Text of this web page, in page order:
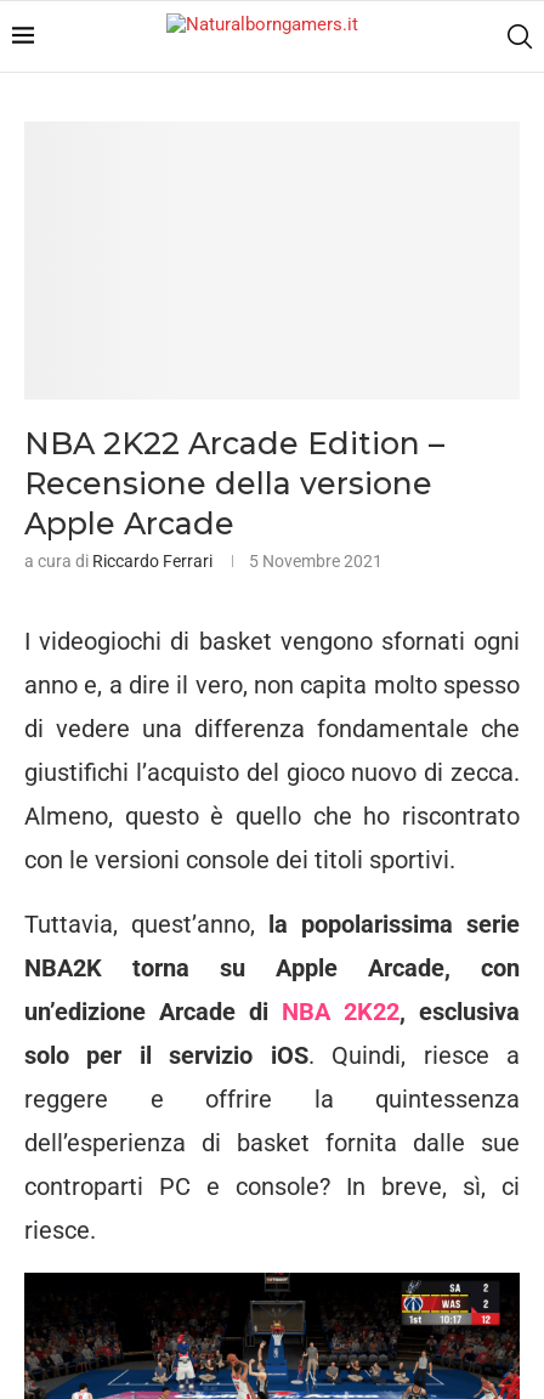
NBA 2K22 Arcade Edition –
Recensione della versione
Apple Arcade
a cura di Riccardo Ferrari 5 Novembre 2021
I videogiochi di basket vengono sfornati ogni
anno e, a dire il vero, non capita molto spesso
di vedere una differenza fondamentale che
giustifichi l’acquisto del gioco nuovo di zecca.
Almeno, questo è quello che ho riscontrato
con le versioni console dei titoli sportivi.
Tuttavia, quest’anno,
la popolarissima serie
NBA2K torna su Apple Arcade, con
un’edizione Arcade di NBA 2K22, esclusiva
solo per il servizio iOS. Quindi, riesce a
reggere e offrire la quintessenza
dell’esperienza di basket fornita dalle sue
controparti PC e console? In breve, sì, ci
riesce.